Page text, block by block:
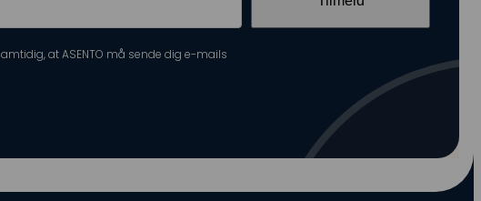
at ASENTO må sende dig e-mails